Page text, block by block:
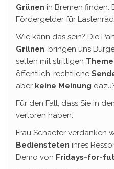
Grünen in Bremen finden.
Fördergelder für
Wie kann das sein? Die
Grünen, bringen uns
selten mit strittigen
öffentlich-rechtliche
aber keine Meinung
Für den Fall, dass Sie in
verloren haben:
Frau Schaefer verdanken
Bediensteten ihres
Demo von Fridays-for-